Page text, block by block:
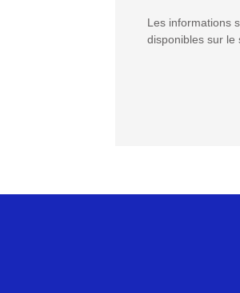
Les informations
disponibles sur le